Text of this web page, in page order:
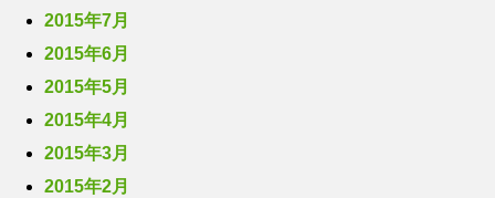
2015年7月
2015年6月
2015年5月
2015年4月
2015年3月
2015年2月